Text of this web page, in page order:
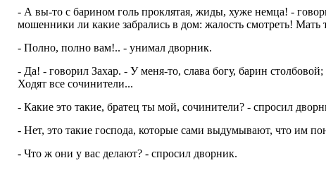
- А вы-то с барином голь проклятая, жиды, хуже немца! -
мошенники ли какие забрались в дом: жалость смотреть!
- Полно, полно вам!.. - унимал дворник.
- Да! - говорил Захар. - У меня-то, слава богу, барин
Ходят все сочинители...
- Какие это такие, братец ты мой, сочинители? - спросил
- Нет, это такие господа, которые сами выдумывают, что им
- Что ж они у вас делают? - спросил дворник.